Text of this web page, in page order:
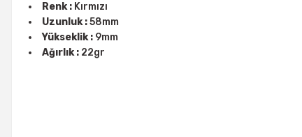
Renk : Kırmızı
Uzunluk :58mm
Yükseklik : 9mm
Ağırlık : 22gr